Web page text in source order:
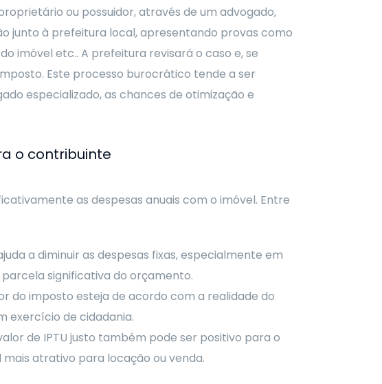
ou possuidor, através de um advogado,
junto à prefeitura local, apresentando provas como
imóvel etc.. A prefeitura revisará o caso e, se
Este processo burocrático tende a ser
especializado, as chances de otimização e
o contribuinte
as despesas anuais com o imóvel. Entre
a diminuir as despesas fixas, especialmente em
significativa do orçamento.
do imposto esteja de acordo com a realidade do
exercício de cidadania.
de IPTU justo também pode ser positivo para o
atrativo para locação ou venda.